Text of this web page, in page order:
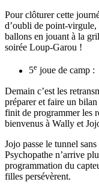
Pour clôturer cette
d’oubli de point-virgule,
ballons en jouant à la
soirée Loup-Garou !
5e joue de camp :
Demain c’est les
préparer et faire un
finit de programmer les
bienvenus à Wally et
Jojo passe le tunnel
Psychopathe n’arrive
programmation du
filles persévèrent.